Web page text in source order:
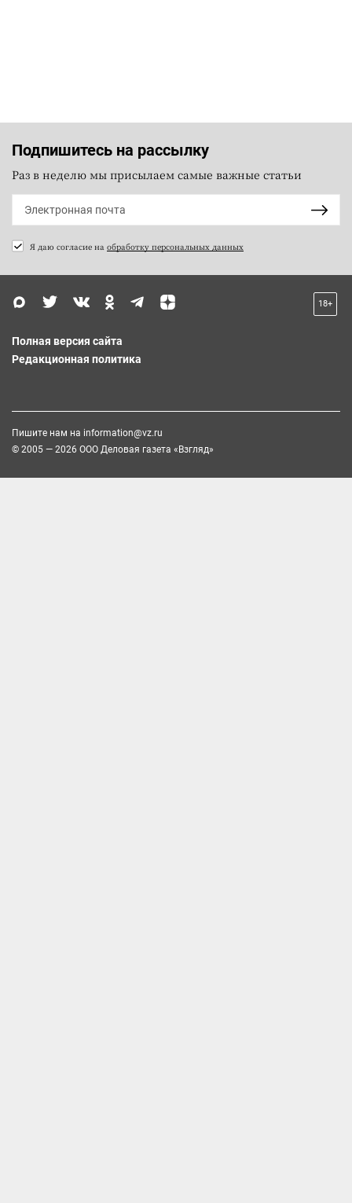
Подпишитесь на рассылку
Раз в неделю мы присылаем самые важные статьи
Я даю согласие на обработку персональных данных
18+
Полная версия сайта
Редакционная политика
Пишите нам на information@vz.ru
© 2005 — 2026 ООО Деловая газета «Взгляд»